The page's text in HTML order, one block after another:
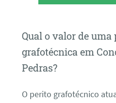
Qual o valor de uma
grafotécnica em
Pedras?
O perito grafotécnico